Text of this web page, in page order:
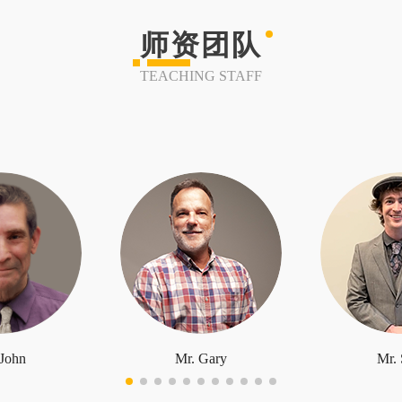
师资团队
TEACHING STAFF
Mr. Gary Mr.